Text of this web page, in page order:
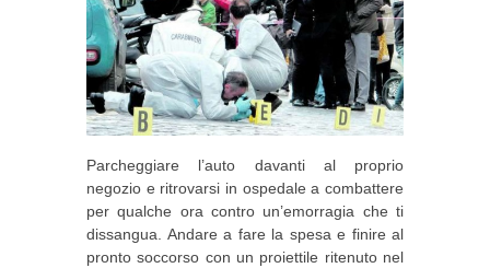
Parcheggiare l’auto davanti al proprio
negozio e ritrovarsi in ospedale a combattere
per qualche ora contro un’emorragia che ti
dissangua. Andare a fare la spesa e finire al
pronto soccorso con un proiettile ritenuto nel